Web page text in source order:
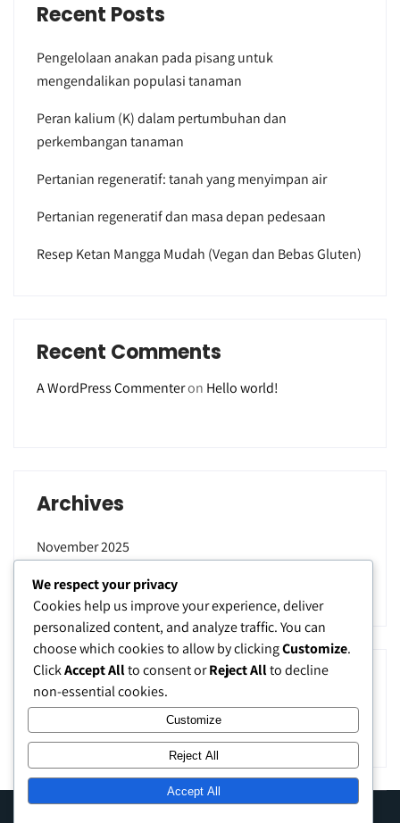
Recent Posts
Pengelolaan anakan pada pisang untuk
mengendalikan populasi tanaman
Peran kalium (K) dalam pertumbuhan dan
perkembangan tanaman
Pertanian regeneratif: tanah yang menyimpan air
Pertanian regeneratif dan masa depan pedesaan
Resep Ketan Mangga Mudah (Vegan dan Bebas Gluten)
Recent Comments
A WordPress Commenteron Hello world!
Archives
November 2025
September 2025
Categories
We respect your privacy
Cookies help us improve your experience, deliver
personalized content, and analyze traffic. You can
choose which cookies to allow by clickingCustomize.
ClickAccept Allto consent orReject Allto decline
non-essential cookies.
Customize
Reject All
Accept All